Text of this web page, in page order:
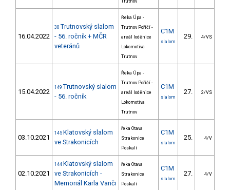
Trutnov
16.04.2022
30 Trutnovský slalom
- 56. ročník + MČR
veteránů
Řeka Úpa -
Trutnov Poříčí -
areál loděnice
Lokomotiva
Trutnov
C1M
slalom
29. 4/VS
15.04.2022
149 Trutnovský slalom
- 56. ročník
Řeka Úpa -
Trutnov Poříčí -
areál loděnice
Lokomotiva
Trutnov
C1M
slalom
27. 2/VS
03.10.2021
145 Klatovský slalom
ve Strakonicích
řeka Otava
Strakonice
Poskalí
C1M
slalom
25. 4/V
02.10.2021
144 Klatovský slalom
ve Strakonicích -
Memoriál Karla Vanči
řeka Otava
Strakonice
Poskalí
C1M
slalom
27. 4/V